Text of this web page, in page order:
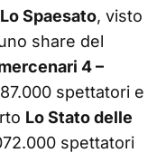
Lo Spaesato, visto
share del
4 –
spettatori e
Lo Stato delle
spettatori